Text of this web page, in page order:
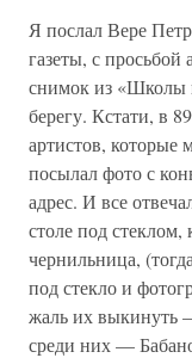
Я послал Вере
газеты, с
снимок из «Школы
берегу. Кстати, в
артистов, которые
посылал фото с
адрес. И все
столе под
чернильница,
под стекло и
жаль их выкинуть
среди них —